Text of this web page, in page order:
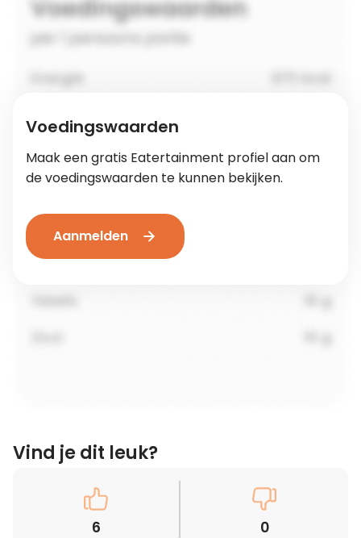
Voedingswaarden
Maak een gratis Eatertainment profiel aan om
de voedingswaarden te kunnen bekijken.
Aanmelden
Vind je dit leuk?
6 0